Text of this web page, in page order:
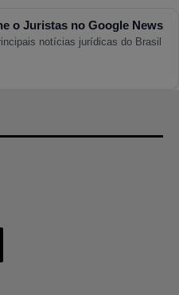
o Juristas no Google News
notícias jurídicas do Brasil